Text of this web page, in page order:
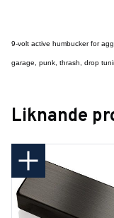
9-volt active humbucker for
garage, punk, thrash, drop
Liknande